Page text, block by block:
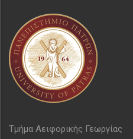
Τμήμα Αειφορικής Γεωργίας